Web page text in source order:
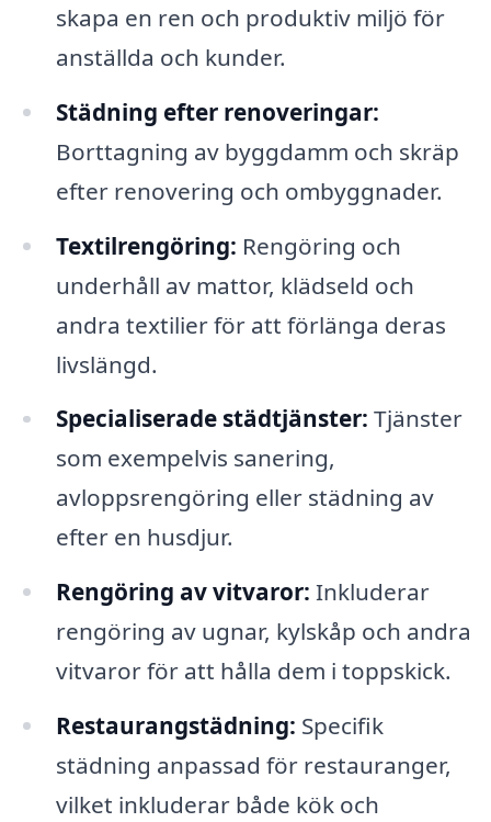
skapa en ren och produktiv miljö för
anställda och kunder.
Städning efter renoveringar:
Borttagning av byggdamm och skräp
efter renovering och ombyggnader.
Textilrengöring: Rengöring och
underhåll av mattor, klädseld och
andra textilier för att förlänga deras
livslängd.
Specialiserade städtjänster: Tjänster
som exempelvis sanering,
avloppsrengöring eller städning av
efter en husdjur.
Rengöring av vitvaror: Inkluderar
rengöring av ugnar, kylskåp och andra
vitvaror för att hålla dem i toppskick.
Restaurangstädning: Specifik
städning anpassad för restauranger,
vilket inkluderar både kök och